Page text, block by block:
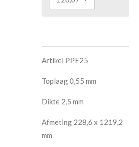
Artikel PPE25
Toplaag 0,55 mm
Dikte 2,5 mm
Afmeting 228,6 x 1219,2
mm